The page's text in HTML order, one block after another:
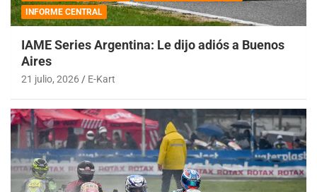
INFORME CENTRAL
IAME Series Argentina: Le dijo adiós a Buenos
Aires
21 julio, 2026 E-Kart